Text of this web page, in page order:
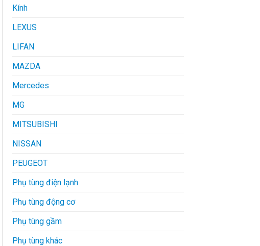
Kính
LEXUS
LIFAN
MAZDA
Mercedes
MG
MITSUBISHI
NISSAN
PEUGEOT
Phụ tùng điện lạnh
Phụ tùng động cơ
Phụ tùng gầm
Phụ tùng khác